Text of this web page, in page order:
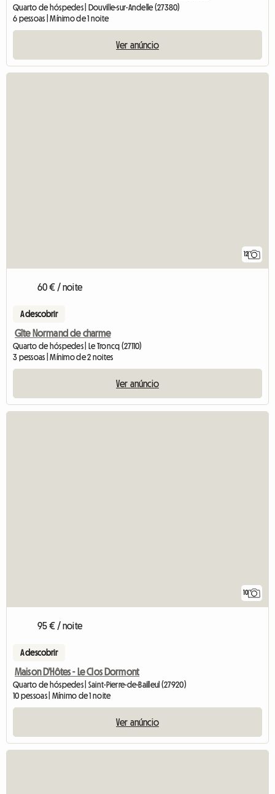
Quarto de hóspedes | Douville-sur-Andelle (27380)
6 pessoas | Mínimo de 1 noite
Ver anúncio
12
60 € / noite
A descobrir
Gîte Normand de charme
Quarto de hóspedes | Le Troncq (27110)
3 pessoas | Mínimo de 2 noites
Ver anúncio
10
95 € / noite
A descobrir
Maison D'Hôtes - Le Clos Dormont
Quarto de hóspedes | Saint-Pierre-de-Bailleul (27920)
10 pessoas | Mínimo de 1 noite
Ver anúncio